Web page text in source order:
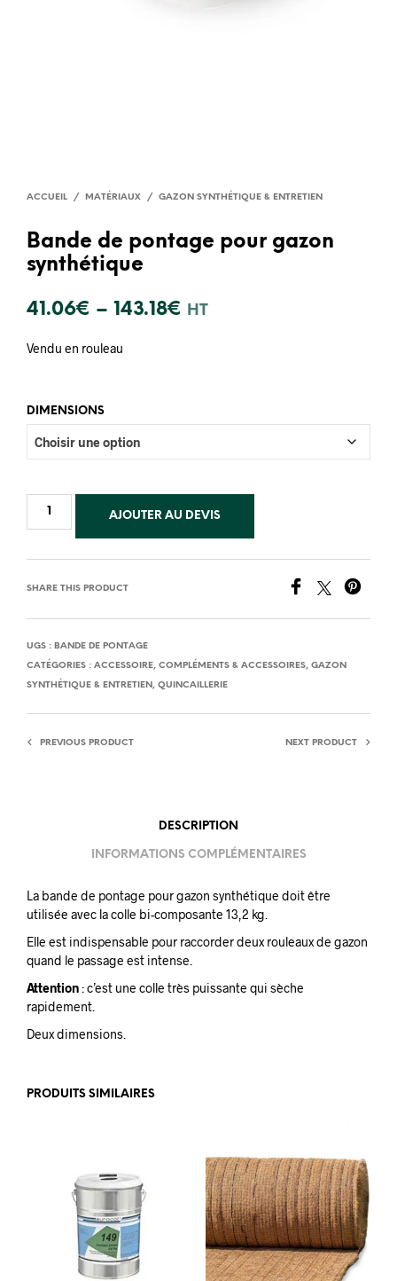
ACCUEIL / MATÉRIAUX / GAZON SYNTHÉTIQUE & ENTRETIEN
Bande de pontage pour gazon
synthétique
41.06€ – 143.18€ HT
Vendu en rouleau
DIMENSIONS
AJOUTER AU DEVIS
SHARE THIS PRODUCT
UGS : BANDE DE PONTAGE
CATÉGORIES : ACCESSOIRE, COMPLÉMENTS & ACCESSOIRES, GAZON
SYNTHÉTIQUE & ENTRETIEN, QUINCAILLERIE
PREVIOUS PRODUCT NEXT PRODUCT
DESCRIPTION
INFORMATIONS COMPLÉMENTAIRES
La bande de pontage pour gazon synthétique doit être
utilisée avec la colle bi-composante 13,2 kg.
Elle est indispensable pour raccorder deux rouleaux de gazon
quand le passage est intense.
Attention: c’est une colle très puissante qui sèche
rapidement.
Deux dimensions.
PRODUITS SIMILAIRES